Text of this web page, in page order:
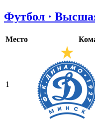
Футбол ·
Место
1